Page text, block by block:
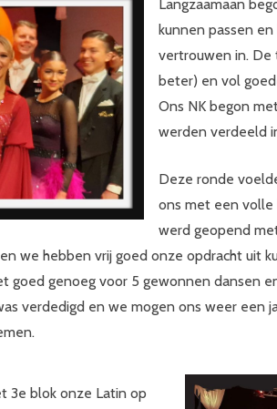
Langzaamaan
kunnen passen
vertrouwen in. De
beter) en vol
Ons NK begon
werden verdeeld
Deze ronde
ons met een volle
werd geopend
we hebben vrij goed onze opdracht uit
goed genoeg voor 5 gewonnen dansen
verdedigd en we mogen ons weer een
3e blok onze Latin op